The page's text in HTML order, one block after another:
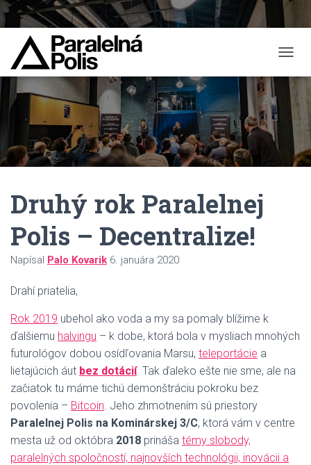
O
G
G
V
Druhý rok Paralelnej
Polis – Decentralize!
Napísal Palo Kovarik 6. januára 2020
Drahí priatelia,
Rok 2019 ubehol ako voda a my sa pomaly blížime k
ďalšiemu halvingu – k dobe, ktorá bola v mysliach mnohých
futurológov dobou osídľovania Marsu, teleportácie a
lietajúcich áut bez dotácií. Tak ďaleko ešte nie sme, ale na
začiatok tu máme tichú demonštráciu pokroku bez
povolenia – Bitcoin. Jeho zhmotnením sú priestory
Paralelnej Polis na Kominárskej 3/C, ktorá vám v centre
mesta už od októbra 2018 prináša témy slobody,
paralelných spoločností, najnovších technológii, inovácii a